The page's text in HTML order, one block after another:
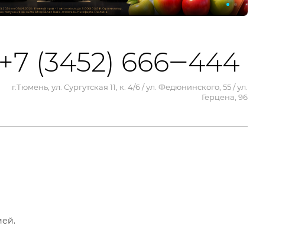
+7 (3452) 666‒444
г.Тюмень, ул. Сургутская 11, к. 4/6 / ул. Федюнинского, 55 / ул.
Герцена, 96